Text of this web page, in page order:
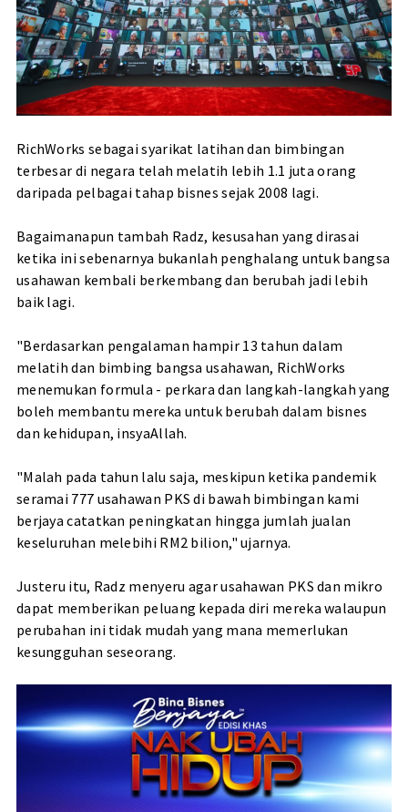
RichWorks sebagai syarikat latihan dan bimbingan
terbesar di negara telah melatih lebih 1.1 juta orang
daripada pelbagai tahap bisnes sejak 2008 lagi.
Bagaimanapun tambah Radz, kesusahan yang dirasai
ketika ini sebenarnya bukanlah penghalang untuk bangsa
usahawan kembali berkembang dan berubah jadi lebih
baik lagi.
"Berdasarkan pengalaman hampir 13 tahun dalam
melatih dan bimbing bangsa usahawan, RichWorks
menemukan formula - perkara dan langkah-langkah yang
boleh membantu mereka untuk berubah dalam bisnes
dan kehidupan, insyaAllah.
"Malah pada tahun lalu saja, meskipun ketika pandemik
seramai 777 usahawan PKS di bawah bimbingan kami
berjaya catatkan peningkatan hingga jumlah jualan
keseluruhan melebihi RM2 bilion," ujarnya.
Justeru itu, Radz menyeru agar usahawan PKS dan mikro
dapat memberikan peluang kepada diri mereka walaupun
perubahan ini tidak mudah yang mana memerlukan
kesungguhan seseorang.